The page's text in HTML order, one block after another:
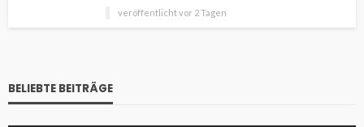
veröffentlicht vor 2 Tagen
BELIEBTE BEITRÄGE